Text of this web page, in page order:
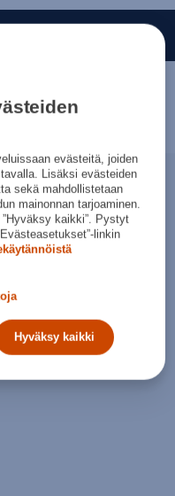
urheilukauppa!
kolmessa päivässä.
saat K-Plussa-pisteitä.
evästeitä, joiden
Lisäksi evästeiden
sekä mahdollistetaan
mainonnan tarjoaminen.
kaikki”. Pystyt
linkin
Hyväksy kaikki